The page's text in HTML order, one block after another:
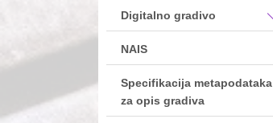
Digitalno gradivo
NAIS
Specifikacija metapodataka
za opis gradiva